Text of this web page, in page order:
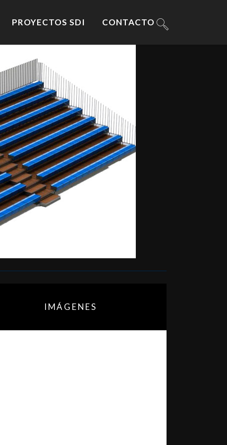
PROYECTOS SDI CONTACTO
IMÁGENES